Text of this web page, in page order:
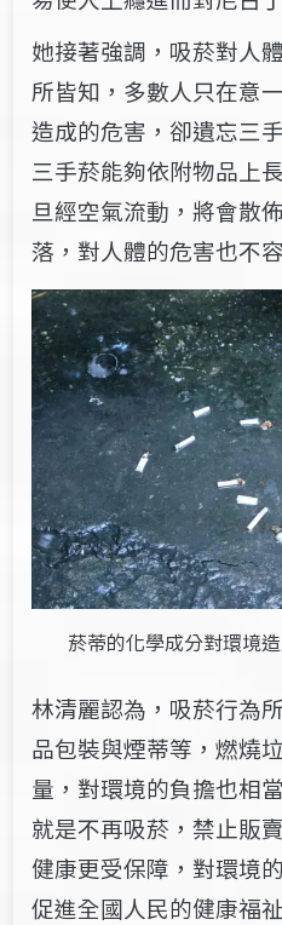
她接著強調，吸菸對人
所皆知，多數人只在意
造成的危害，卻遺忘三
三手菸能夠依附物品上
旦經空氣流動，將會散
落，對人體的危害也不
菸蒂的化學成分對環境
林清麗認為，吸菸行為
品包裝與煙蒂等，燃燒
量，對環境的負擔也相
就是不再吸菸，禁止販
健康更受保障，對環境
促進全國人民的健康福